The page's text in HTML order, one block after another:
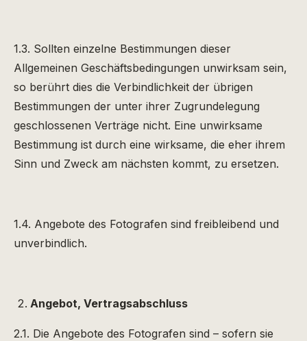
1.3. Sollten einzelne Bestimmungen dieser
Allgemeinen Geschäftsbedingungen unwirksam sein,
so berührt dies die Verbindlichkeit der übrigen
Bestimmungen der unter ihrer Zugrundelegung
geschlossenen Verträge nicht. Eine unwirksame
Bestimmung ist durch eine wirksame, die eher ihrem
Sinn und Zweck am nächsten kommt, zu ersetzen.
1.4. Angebote des Fotografen sind freibleibend und
unverbindlich.
Angebot, Vertragsabschluss
2.1. Die Angebote des Fotografen sind – sofern sie